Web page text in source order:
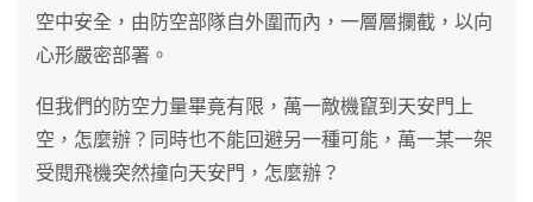
空中安全，由防空部隊自外圍而內，一層層攔截，以向
心形嚴密部署。
但我們的防空力量畢竟有限，萬一敵機竄到天安門上
空，怎麼辦？同時也不能回避另一種可能，萬一某一架
受閱飛機突然撞向天安門，怎麼辦？